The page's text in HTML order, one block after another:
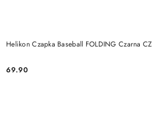
Helikon Czapka Baseball FOLDING Czarna
Cena:
69.90